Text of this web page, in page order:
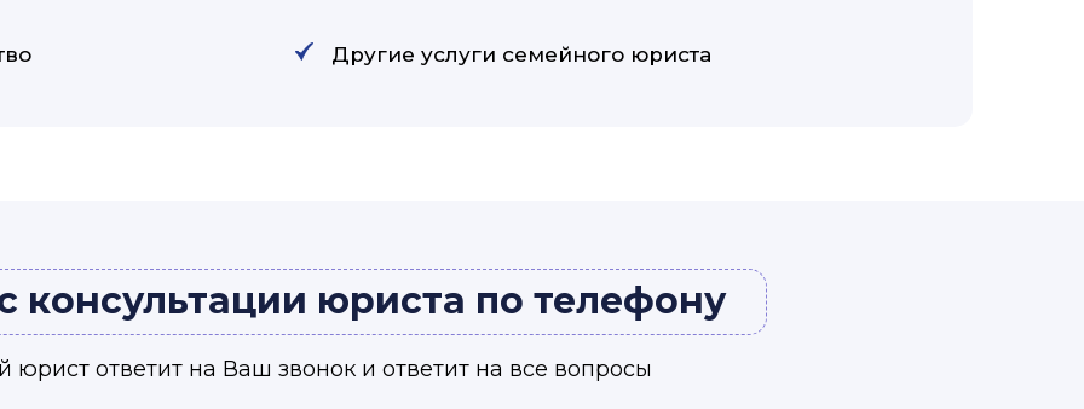
Другие услуги семейного юриста
консультации юриста по телефону
ответит на Ваш звонок и ответит на все вопросы